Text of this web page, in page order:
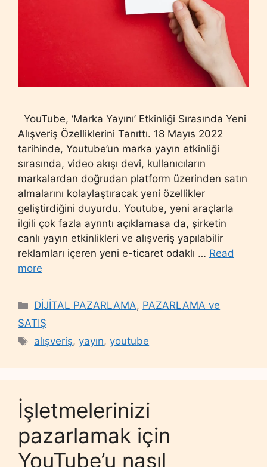
YouTube, ‘Marka Yayını’ Etkinliği Sırasında Yeni
Alışveriş Özelliklerini Tanıttı. 18 Mayıs 2022
tarihinde, Youtube’un marka yayın etkinliği
sırasında, video akışı devi, kullanıcıların
markalardan doğrudan platform üzerinden satın
almalarını kolaylaştıracak yeni özellikler
geliştirdiğini duyurdu. Youtube, yeni araçlarla
ilgili çok fazla ayrıntı açıklamasa da, şirketin
canlı yayın etkinlikleri ve alışveriş yapılabilir
reklamları içeren yeni e-ticaret odaklı … Read
more
Categories
DİJİTAL PAZARLAMA, PAZARLAMA ve
SATIŞ
Tags
alışveriş,yayın,youtube
İşletmelerinizi
pazarlamak için
YouTube’u nasıl